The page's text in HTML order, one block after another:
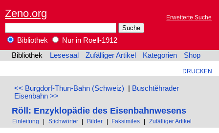
Zeno.org Erweiterte Suche
Bibliothek
Nur in Roell-1912
Bibliothek
Lesesaal Zufälliger Artikel Kategorien Shop
DRUCKEN
<< Burgdorf-Thun-Bahn (Schweiz) | Buschtěhrader
Eisenbahn >>
Röll: Enzyklopädie des Eisenbahnwesens
Einleitung | Stichwörter | Bilder | Faksimiles | Zufälliger Artikel